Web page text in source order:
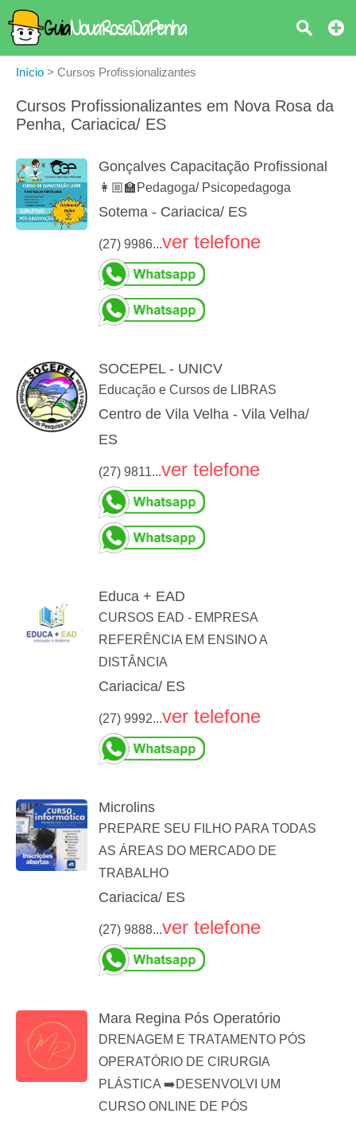
Início > Cursos Profissionalizantes
Cursos Profissionalizantes em Nova Rosa da
Penha, Cariacica/ ES
Gonçalves Capacitação Profissional
👩🏼‍🏫Pedagoga/ Psicopedagoga
Sotema - Cariacica/ ES
(27) 9986...ver telefone
SOCEPEL - UNICV
Educação e Cursos de LIBRAS
Centro de Vila Velha - Vila Velha/
ES
(27) 9811...ver telefone
Educa + EAD
CURSOS EAD - EMPRESA
REFERÊNCIA EM ENSINO A
DISTÂNCIA
Cariacica/ ES
(27) 9992...ver telefone
Microlins
PREPARE SEU FILHO PARA TODAS
AS ÁREAS DO MERCADO DE
TRABALHO
Cariacica/ ES
(27) 9888...ver telefone
Mara Regina Pós Operatório
DRENAGEM E TRATAMENTO PÓS
OPERATÓRIO DE CIRURGIA
PLÁSTICA ➡️DESENVOLVI UM
CURSO ONLINE DE PÓS